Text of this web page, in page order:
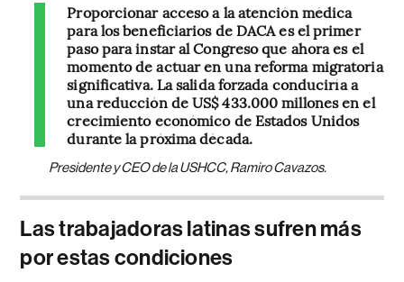
Proporcionar acceso a la atención médica
para los beneficiarios de DACA es el primer
paso para instar al Congreso que ahora es el
momento de actuar en una reforma migratoria
significativa. La salida forzada conduciría a
una reducción de US$ 433.000 millones en el
crecimiento económico de Estados Unidos
durante la próxima década.
Presidente y CEO de la USHCC, Ramiro Cavazos.
Las trabajadoras latinas sufren más
por estas condiciones